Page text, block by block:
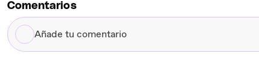
Comentarios
Añade
tu